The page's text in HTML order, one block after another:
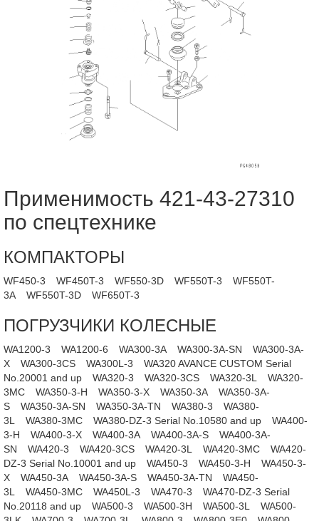
Применимость 421-43-27310
по спецтехнике
КОМПАКТОРЫ
WF450-3 WF450T-3 WF550-3D WF550T-3
WF550T-
3A
WF550T-3D WF650T-3
ПОГРУЗЧИКИ КОЛЕСНЫЕ
WA1200-3 WA1200-6 WA300-3A WA300-3A-SN
WA300-3A-
X
WA300-3CS WA300L-3
WA320 AVANCE CUSTOM Serial
No.20001 and up
WA320-3 WA320-3CS WA320-3L
WA320-
3MC
WA350-3-H WA350-3-X WA350-3A
WA350-3A-
S
WA350-3A-SN WA350-3A-TN WA380-3
WA380-
3L
WA380-3MC WA380-DZ-3 Serial No.10580 and up
WA400-
3-H
WA400-3-X WA400-3A WA400-3A-S
WA400-3A-
SN
WA420-3 WA420-3CS WA420-3L WA420-3MC
WA420-
DZ-3 Serial No.10001 and up
WA450-3 WA450-3-H
WA450-3-
X
WA450-3A WA450-3A-S WA450-3A-TN
WA450-
3L
WA450-3MC WA450L-3 WA470-3
WA470-DZ-3 Serial
No.20118 and up
WA500-3 WA500-3H WA500-3L
WA500-